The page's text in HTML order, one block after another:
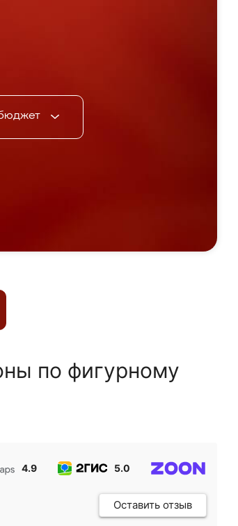
по фигурному
4.9 5.0
Оставить отзыв